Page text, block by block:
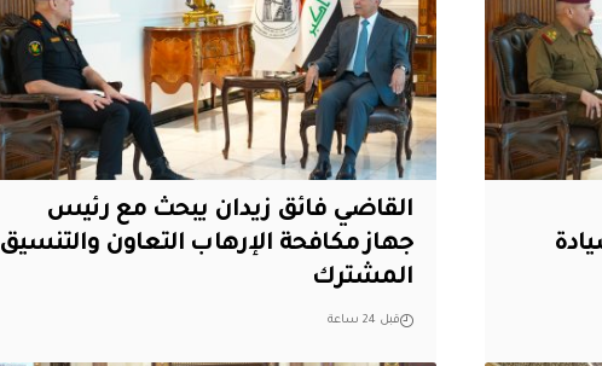
القاضي فائق زيدان يبحث مع رئيس
جهاز مكافحة الإرهاب التعاون والتنسيق
المشترك
قبل 24 ساعة